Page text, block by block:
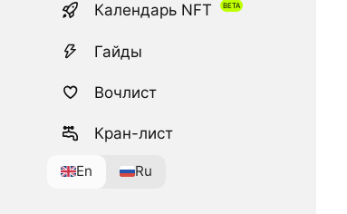
Календарь NFT
Гайды
Вочлист
Кран-лист
En Ru